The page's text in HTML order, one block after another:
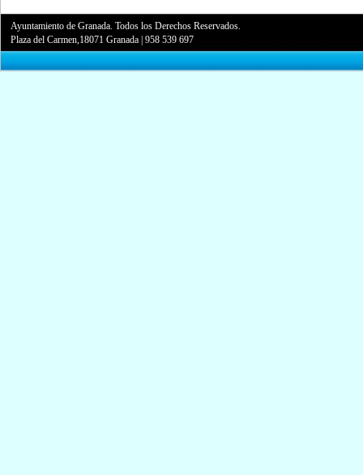
Ayuntamiento de Granada. Todos los Derechos Reservados.
Plaza del Carmen,18071 Granada |958 539 697